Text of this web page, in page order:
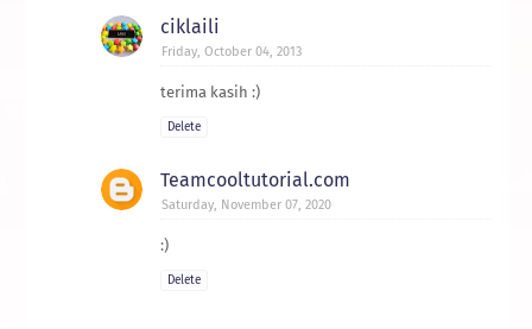
ciklaili
Friday, October 04, 2013
terima kasih :)
Delete
Teamcooltutorial.com
Saturday, November 07, 2020
:)
Delete